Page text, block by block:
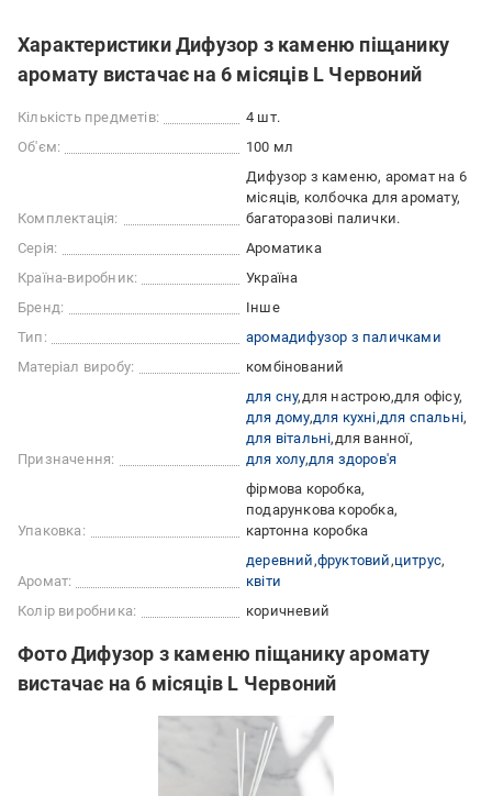
Характеристики Дифузор з каменю піщанику
аромату вистачає на 6 місяців L Червоний
Кількість предметів:
4 шт.
Об'єм:
100 мл
Комплектація:
Дифузор з каменю, аромат на 6
місяців, колбочка для аромату,
багаторазові палички.
Серія:
Ароматика
Країна-виробник:
Україна
Бренд:
Інше
Тип:
аромадифузор з паличками
Матеріал виробу:
комбінований
Призначення:
для сну для настрою для офісу
для дому для кухні для спальні
для вітальні для ванної
для холу для здоров'я
Упаковка:
фірмова коробка
подарункова коробка
картонна коробка
Аромат:
деревний фруктовий цитрус
квіти
Колір виробника:
коричневий
Фото Дифузор з каменю піщанику аромату
вистачає на 6 місяців L Червоний